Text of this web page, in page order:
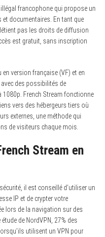
francophone qui propose un
et documentaires. En tant que
pas les droits de diffusion
est gratuit, sans inscription
version française (VF) et en
des possibilités de
French Stream fonctionne
vers des hébergeurs tiers où
externes, une méthode qui
de visiteurs chaque mois.
Stream en
il est conseillé d’utiliser un
IP et de crypter votre
lors de la navigation sur des
de NordVPN, 27% des
utilisent un VPN pour